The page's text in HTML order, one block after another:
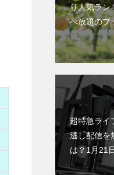
り人気ラン
べ放題のプ
超特急ライ
逃し配信を
は？1月21